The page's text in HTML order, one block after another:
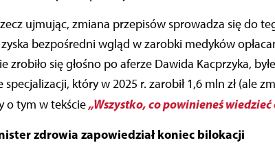
ujmując, zmiana przepisów sprowadza się do
bezpośredni wgląd w zarobki medyków
zrobiło się głośno po aferze Dawida Kacprzyka,
specjalizacji, który w 2025 r. zarobił 1,6 mln zł (ale
o tym w tekście„Wszystko, co powinieneś
zdrowia zapowiedział koniec bilokacji